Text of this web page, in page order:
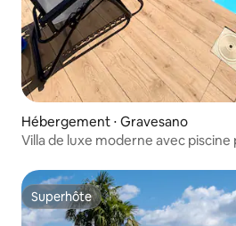
Hébergement ⋅ Gravesano
Villa de luxe moderne avec piscine
Superhôte
Superhôte